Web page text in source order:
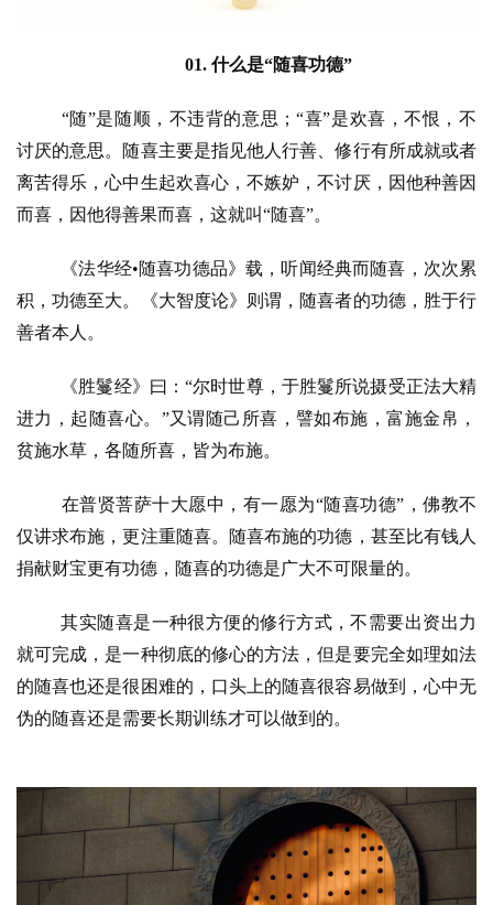
01. 什么是“随喜功德”
“随”是随顺，不违背的意思；“喜”是欢喜，不恨，不
讨厌的意思。随喜主要是指见他人行善、修行有所成就或者
离苦得乐，心中生起欢喜心，不嫉妒，不讨厌，因他种善因
而喜，因他得善果而喜，这就叫“随喜”。
《法华经•随喜功德品》载，听闻经典而随喜，次次累
积，功德至大。《大智度论》则谓，随喜者的功德，胜于行
善者本人。
《胜鬘经》曰： “尔时世尊，于胜鬘所说摄受正法大精
进力，起随喜心。”又谓随己所喜，譬如布施，富施金帛，
贫施水草，各随所喜，皆为布施。
在普贤菩萨十大愿中，有一愿为“随喜功德”，佛教不
仅讲求布施，更注重随喜。随喜布施的功德，甚至比有钱人
捐献财宝更有功德，随喜的功德是广大不可限量的。
其实随喜是一种很方便的修行方式，不需要出资出力
就可完成，是一种彻底的修心的方法，但是要完全如理如法
的随喜也还是很困难的，口头上的随喜很容易做到，心中无
伪的随喜还是需要长期训练才可以做到的。